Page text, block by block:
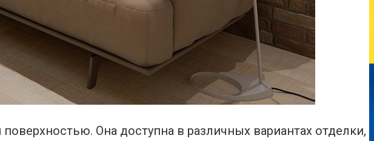
Она доступна в различных вариантах отделки,